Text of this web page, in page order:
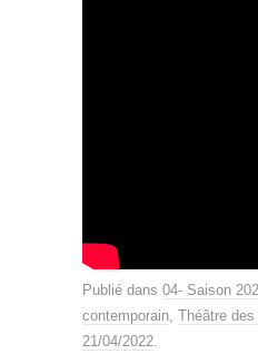
Publié dans 04- Saison
contemporain, Théâtre
21/04/2022.